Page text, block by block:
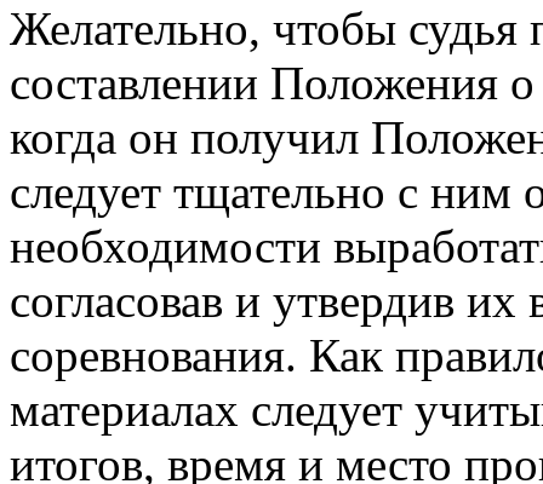
Желательно, чтобы судья
составлении Положения
когда он получил
следует тщательно с ним
необходимости
согласовав и утвердив
соревнования. Как
материалах следует
итогов, время и место